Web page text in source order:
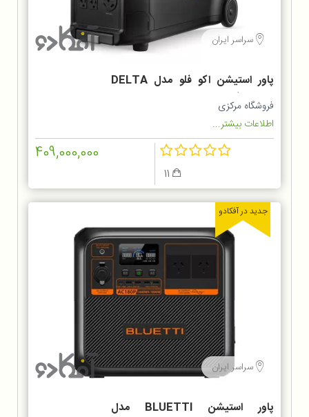
سراسر ایران
پاور استیشن اکو فلو مدل DELTA
Pro ظرفیت ۳۶۰۰ وات
فروشگاه مرکزی
اطلاعات بیشتر...
409,000,000
جدید در آفکادو
سراسر ایران
پاور استیشن BLUETTI مدل